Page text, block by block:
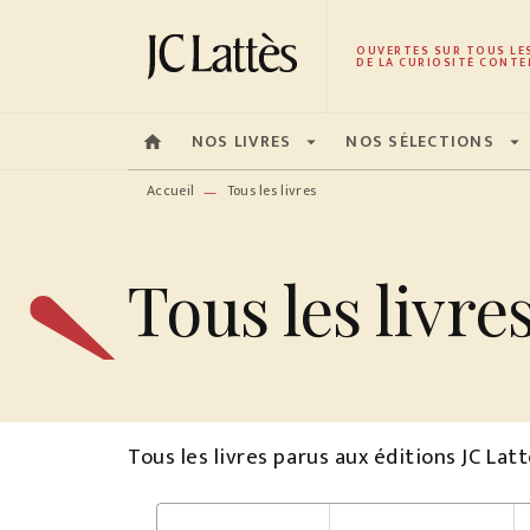
MENU RECHERCHE CONTENU
OUVERTES SUR TOUS
DE LA CURIOSITÉ
home NOS LIVRES arrow_drop_down NOS SÉLECTIONS arrow_drop_down
Accueil — Tous les livres
Tous les
Tous les livres parus aux éditions JC